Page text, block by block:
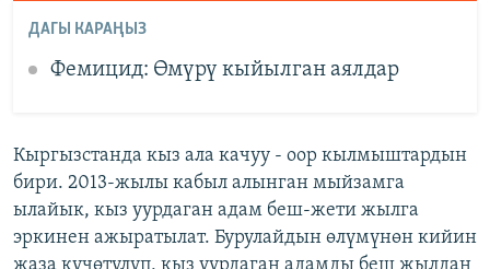
ДАГЫ КАРАҢЫЗ
Фемицид: Өмүрү кыйылган аялдар
Кыргызстанда кыз ала качуу - оор кылмыштардын
бири. 2013-жылы кабыл алынган мыйзамга
ылайык, кыз уурдаган адам беш-жети жылга
эркинен ажыратылат. Бурулайдын өлүмүнөн кийин
жаза күчөтүлүп, кыз уурдаган адамды беш жылдан